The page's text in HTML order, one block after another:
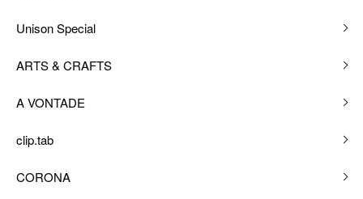
Unison Special
ARTS & CRAFTS
A VONTADE
clip.tab
CORONA